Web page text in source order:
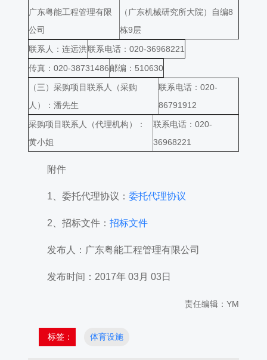
广东粤能工程管理有限
公司
（广东机械研究所大院）自编8
栋9层
联系人：连远洪联系电话：020-36968221
传真：020-38731486邮编：510630
（三）采购项目联系人（采购
人）：潘先生
联系电话：020-
86791912
采购项目联系人（代理机构）：
黄小姐
联系电话：020-
36968221
附件
1、委托代理协议： 委托代理协议
2、招标文件： 招标文件
发布人：广东粤能工程管理有限公司
发布时间：2017年 03月 03日
责任编辑：YM
标签： 体育设施